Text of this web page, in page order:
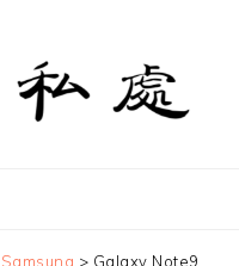
Samsung > Galaxy Note9